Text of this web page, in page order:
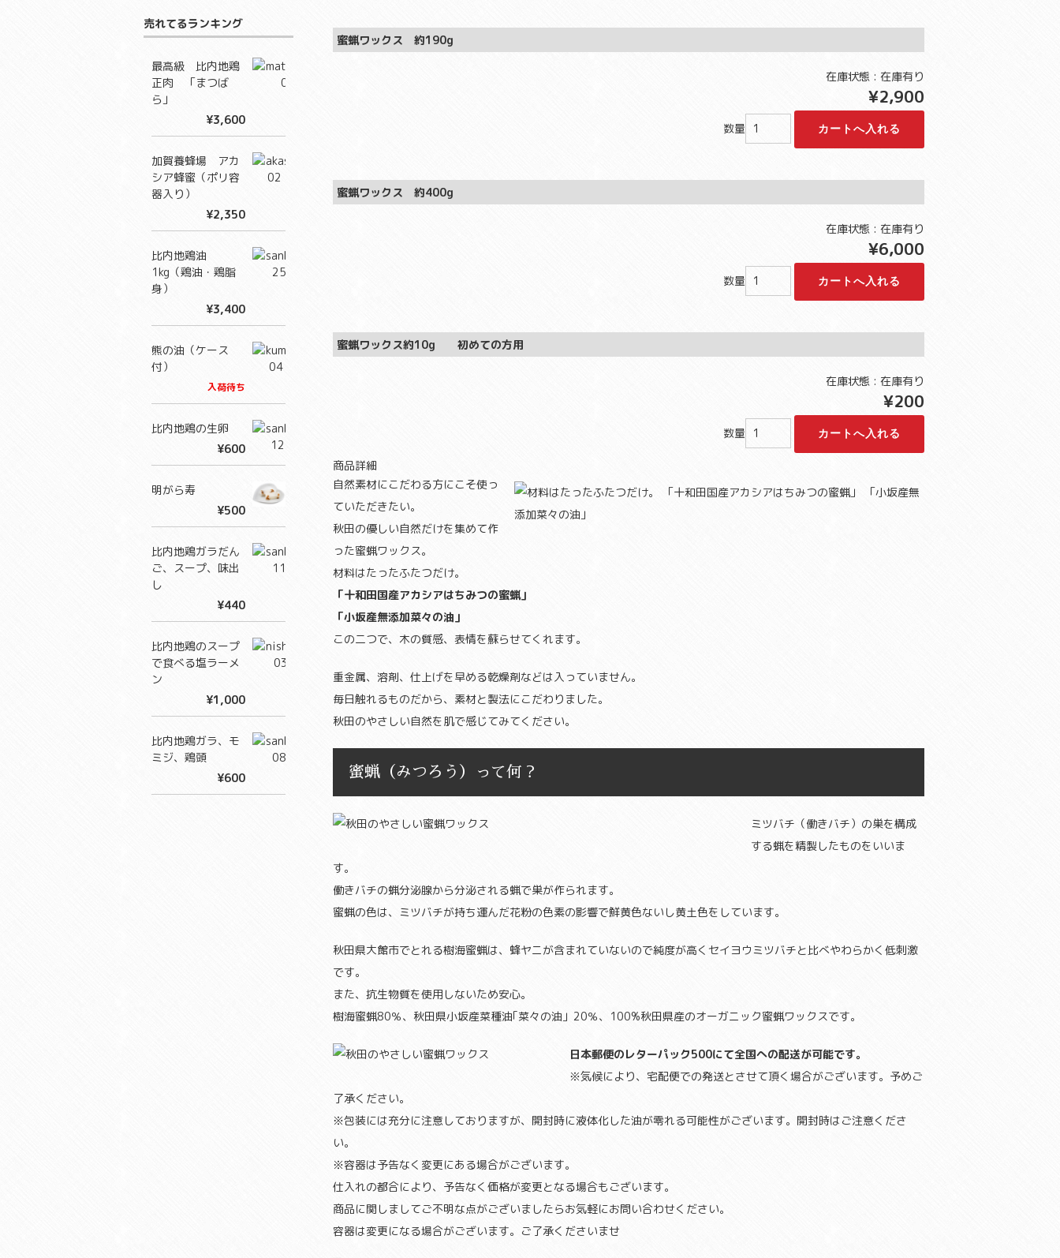
蜜蝋ワックス 約190g
在庫状態 : 在庫有り
¥2,900
数量
蜜蝋ワックス 約400g
在庫状態 : 在庫有り
¥6,000
数量
蜜蝋ワックス約10g 初めての方用
在庫状態 : 在庫有り
¥200
数量
商品詳細
自然素材にこだわる方にこそ使っ
ていただきたい。
秋田の優しい自然だけを集めて作
った蜜蝋ワックス。
材料はたったふたつだけ。
「十和田国産アカシアはちみつの蜜蝋」
「小坂産無添加菜々の油」
この二つで、木の質感、表情を蘇らせてくれます。
重金属、溶剤、仕上げを早める乾燥剤などは入っていません。
毎日触れるものだから、素材と製法にこだわりました。
秋田のやさしい自然を肌で感じてみてください。
蜜蝋（みつろう）って何？
ミツバチ（働きバチ）の巣を構成
する蝋を精製したものをいいま
す。
働きバチの蝋分泌腺から分泌される蝋で巣が作られます。
蜜蝋の色は、ミツバチが持ち運んだ花粉の色素の影響で鮮黄色ないし黄土色をしています。
秋田県大館市でとれる樹海蜜蝋は、蜂ヤニが含まれていないので純度が高くセイヨウミツバチと比べやわらかく低刺激
です。
また、抗生物質を使用しないため安心。
樹海蜜蝋80％、 秋田県小坂産菜種油｢菜々の油」 20％、100%秋田県産のオーガニック蜜蝋ワックスです。
日本郵便のレターパック500にて全国への配送が可能です。
※気候により、宅配便での発送とさせて頂く場合がございます。予めご
了承ください。
※包装には充分に注意しておりますが、開封時に液体化した油が零れる可能性がございます。開封時はご注意くださ
い。
※容器は予告なく変更にある場合がございます。
仕入れの都合により、予告なく価格が変更となる場合もございます。
商品に関しましてご不明な点がございましたらお気軽にお問い合わせください。
容器は変更になる場合がございます。ご了承くださいませ
売れてるランキング
最高級 比内地鶏
正肉 「まつば
ら」
¥3,600
加賀養蜂場 アカ
シア蜂蜜（ポリ容
器入り）
¥2,350
比内地鶏油
1kg（鶏油・鶏脂
身）
¥3,400
熊の油（ケース
付）
入荷待ち
比内地鶏の生卵
¥600
明がら寿
¥500
比内地鶏ガラだん
ご、スープ、味出
し
¥440
比内地鶏のスープ
で食べる塩ラーメ
ン
¥1,000
比内地鶏ガラ、モ
ミジ、鶏頭
¥600